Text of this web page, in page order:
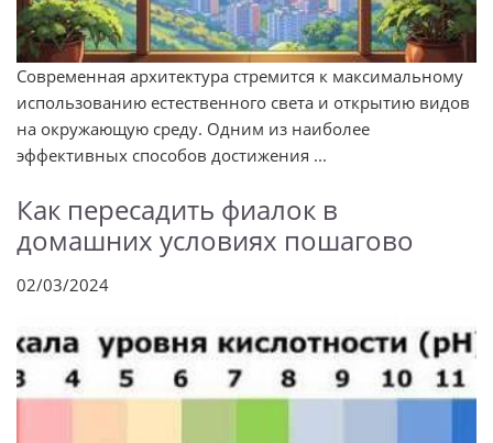
Современная архитектура стремится к максимальному
использованию естественного света и открытию видов
на окружающую среду. Одним из наиболее
эффективных способов достижения ...
Как пересадить фиалок в
домашних условиях пошагово
02/03/2024